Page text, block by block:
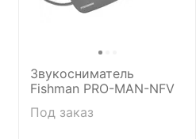
Звукосниматель
Fishman PRO-MAN-NFV
Под заказ